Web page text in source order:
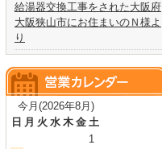
給湯器交換工事をされた大阪府
大阪狭山市にお住まいのＮ様よ
り
今月(2026年8月)
日 月 火 水 木 金 土
1